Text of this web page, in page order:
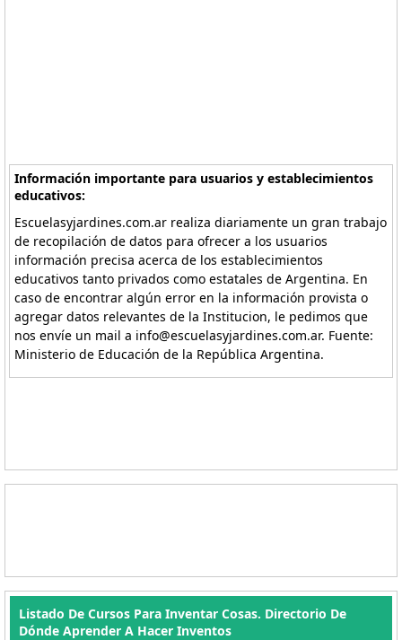
Información importante para usuarios y establecimientos
educativos:
Escuelasyjardines.com.ar realiza diariamente un gran trabajo
de recopilación de datos para ofrecer a los usuarios
información precisa acerca de los establecimientos
educativos tanto privados como estatales de Argentina. En
caso de encontrar algún error en la información provista o
agregar datos relevantes de la Institucion, le pedimos que
nos envíe un mail a info@escuelasyjardines.com.ar. Fuente:
Ministerio de Educación de la República Argentina.
Listado De Cursos Para Inventar Cosas. Directorio De
Dónde Aprender A Hacer Inventos